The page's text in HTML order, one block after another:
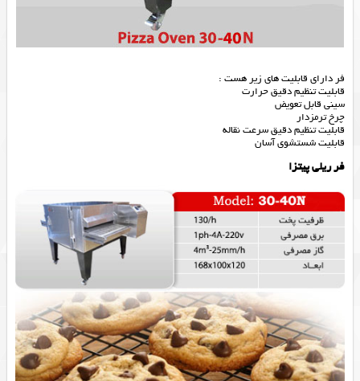
فر دارای قابلیت های زیر هست :
قابلیت تنظیم دقیق حرارت
سینی قابل تعویض
چرخ ترمزدار
قابلیت تنظیم دقیق سرعت نقاله
قابلیت شستشوی آسان
فر ریلی پیتزا